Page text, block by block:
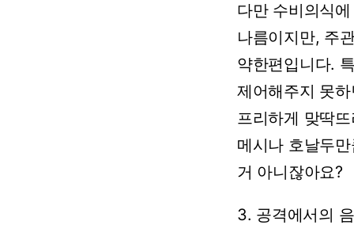
다만 수비의식에
나름이지만, 주
약한편입니다.
제어해주지 못
프리하게 맞딱
메시나 호날두
거 아니잖아요?
3. 공격에서의